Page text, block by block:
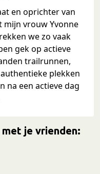
en oprichter van
mijn vrouw Yvonne
we zo vaak
gek op actieve
trailrunnen,
plekken
na een actieve dag
je vrienden: